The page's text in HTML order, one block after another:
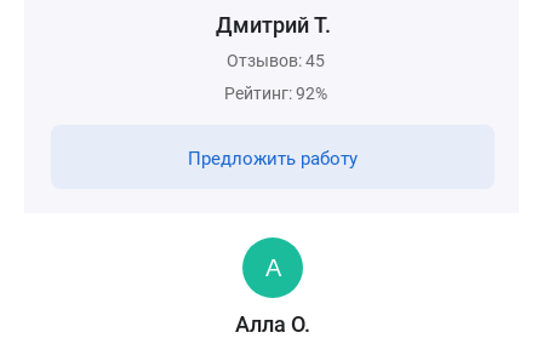
Дмитрий Т.
Отзывов: 45
Рейтинг: 92%
Предложить работу
Алла О.